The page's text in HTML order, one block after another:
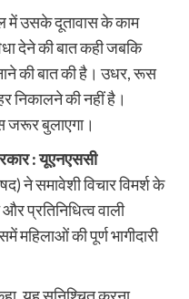
में उसके दूतावास के काम
देने की बात कही जबकि
की बात की है। उधर, रूस
निकालने की नहीं है।
जरूर बुलाएगा।
: यूएनएससी
ने समावेशी विचार विमर्श के
प्रतिनिधित्व वाली
की पूर्ण भागीदारी